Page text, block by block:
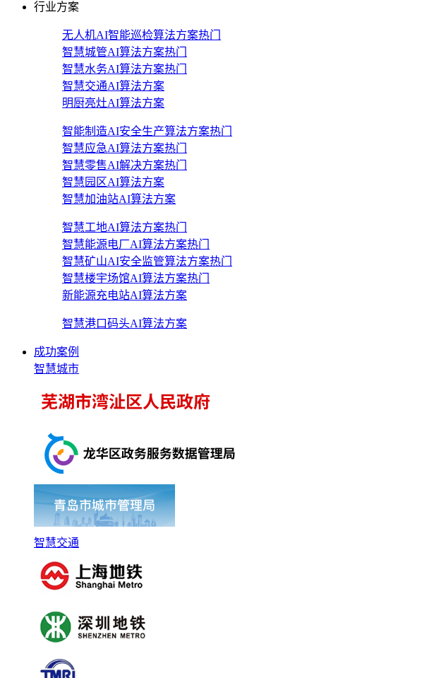
行业方案
无人机AI智能巡检算法方案热门
智慧城管AI算法方案热门
智慧水务AI算法方案热门
智慧交通AI算法方案
明厨亮灶AI算法方案
智能制造AI安全生产算法方案热门
智慧应急AI算法方案热门
智慧零售AI解决方案热门
智慧园区AI算法方案
智慧加油站AI算法方案
智慧工地AI算法方案热门
智慧能源电厂AI算法方案热门
智慧矿山AI安全监管算法方案热门
智慧楼宇场馆AI算法方案热门
新能源充电站AI算法方案
智慧港口码头AI算法方案
成功案例
智慧城市
智慧交通